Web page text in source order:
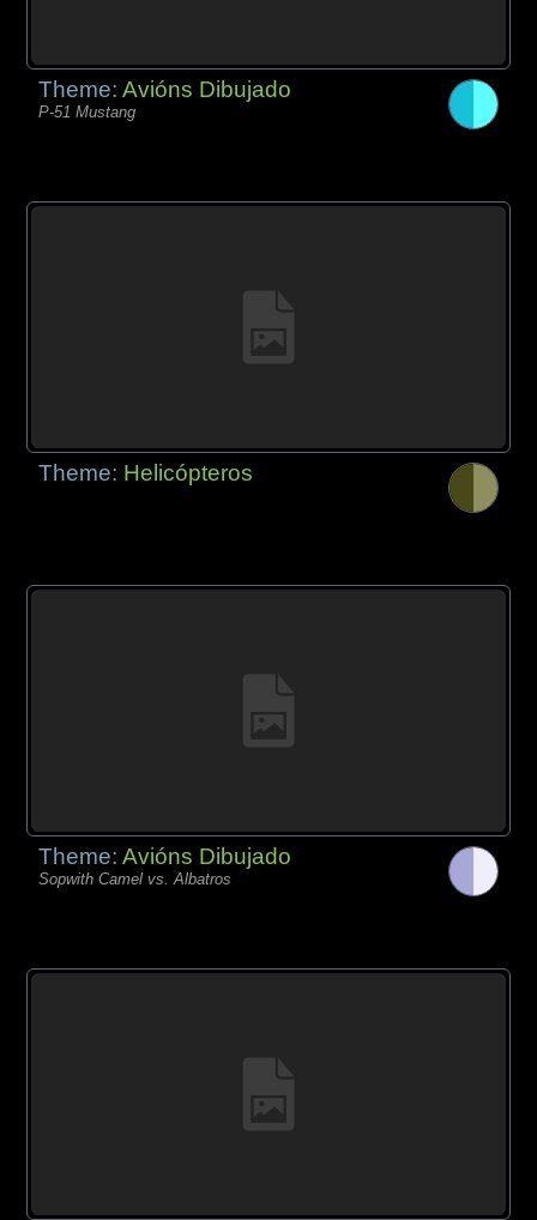
Theme:Avións Dibujado
P-51 Mustang
Theme: Helicópteros
Theme:Avións Dibujado
Sopwith Camel vs. Albatros